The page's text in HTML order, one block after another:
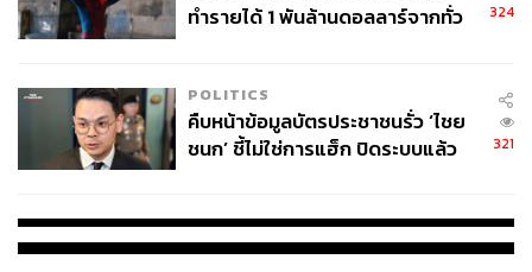
ทำรายได้ 1 พันล้านดอลลาร์จากทั่ว
324
POLITICS
คืบหน้าข้อมูลบัตรประชาชนรั่ว ‘ไชย
ชนก’ ชี้ไม่ใช่การแฮ็ก ปิดระบบแล้ว
321